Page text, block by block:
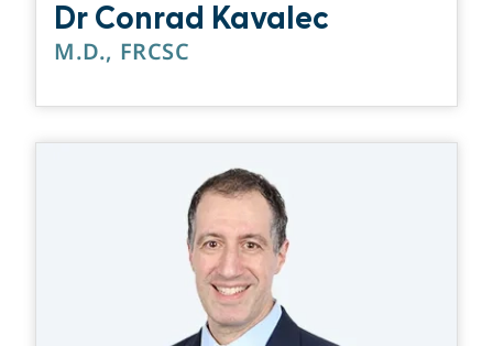
Dr Conrad Kavalec
M.D., FRCSC